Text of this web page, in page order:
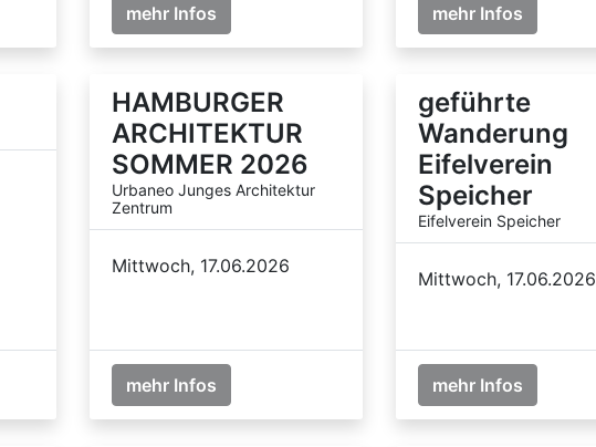
mehr Infos mehr Infos
HAMBURGER
ARCHITEKTUR
SOMMER 2026
Urbaneo Junges Architektur
Zentrum
Mittwoch, 17.06.2026
mehr Infos
geführte
Wanderung
Eifelverein
Speicher
Eifelverein Speicher
Mittwoch, 17.06.2026
mehr Infos